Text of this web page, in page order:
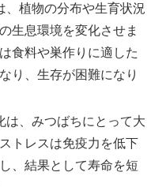
、植物の分布や生育状況
生息環境を変化させま
食料や巣作りに適した
り、生存が困難になり
は、みつばちにとって大
トレスは免疫力を低下
、結果として寿命を短